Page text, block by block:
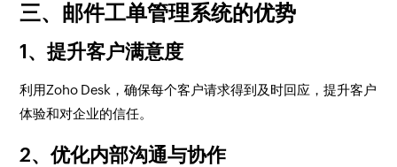
三、邮件工单管理系统的优势
1、提升客户满意度
利用Zoho Desk，确保每个客户请求得到及时回应，提升客户
体验和对企业的信任。
2、优化内部沟通与协作